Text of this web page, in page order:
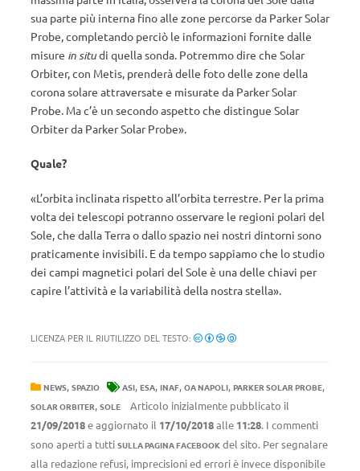
sua parte più interna fino alle zone percorse da Parker Solar
Probe, completando perciò le informazioni fornite dalle
misure in situdi quella sonda. Potremmo dire che Solar
Orbiter, con Metis, prenderà delle foto delle zone della
corona solare attraversate e misurate da Parker Solar
Probe. Ma c’è un secondo aspetto che distingue Solar
Orbiter da Parker Solar Probe».
Quale?
«L’orbita inclinata rispetto all’orbita terrestre. Per la prima
volta dei telescopi potranno osservare le regioni polari del
Sole, che dalla Terra o dallo spazio nei nostri dintorni sono
praticamente invisibili. E da tempo sappiamo che lo studio
dei campi magnetici polari del Sole è una delle chiavi per
capire l’attività e la variabilità della nostra stella».
LICENZA PER IL RIUTILIZZO DEL TESTO:
NEWS, SPAZIO ASI, ESA, INAF, OA NAPOLI, PARKER SOLAR PROBE,
SOLAR ORBITER, SOLE
Articolo inizialmente pubblicato il
21/09/2018e aggiornato il 17/10/2018alle 11:28. I commenti
sono aperti a tutti SULLA PAGINA FACEBOOK del sito. Per segnalare
alla redazione refusi, imprecisioni ed errori è invece disponibile